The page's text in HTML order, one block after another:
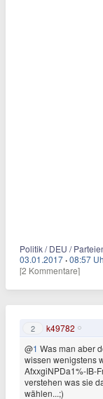
Politik / DEU /
03.01.2017 ·08:57
[2 Kommentare]
2 k49782
@1 Was man aber
wissen wenigstens
AfxxgiNPDa1%-IB-
verstehen was sie
wählen...;)